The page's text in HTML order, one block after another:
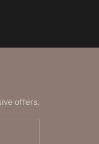
4
offers.